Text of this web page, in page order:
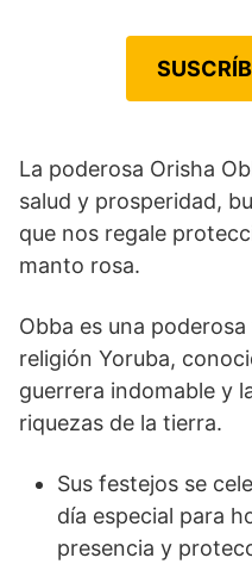
La poderosa Orisha
salud y prosperidad,
que nos regale
manto rosa.
Obba es una
religión Yoruba,
guerrera indomable y
riquezas de la tierra.
Sus festejos se
día especial para
presencia y